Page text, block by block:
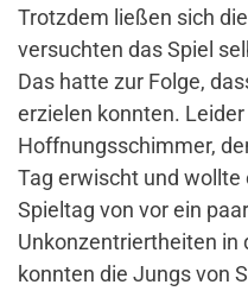
Trotzdem ließen sich
versuchten das Spiel
Das hatte zur Folge,
erzielen konnten.
Hoffnungsschimmer,
Tag erwischt und wollte
Spieltag von vor ein
Unkonzentriertheiten in
konnten die Jungs von